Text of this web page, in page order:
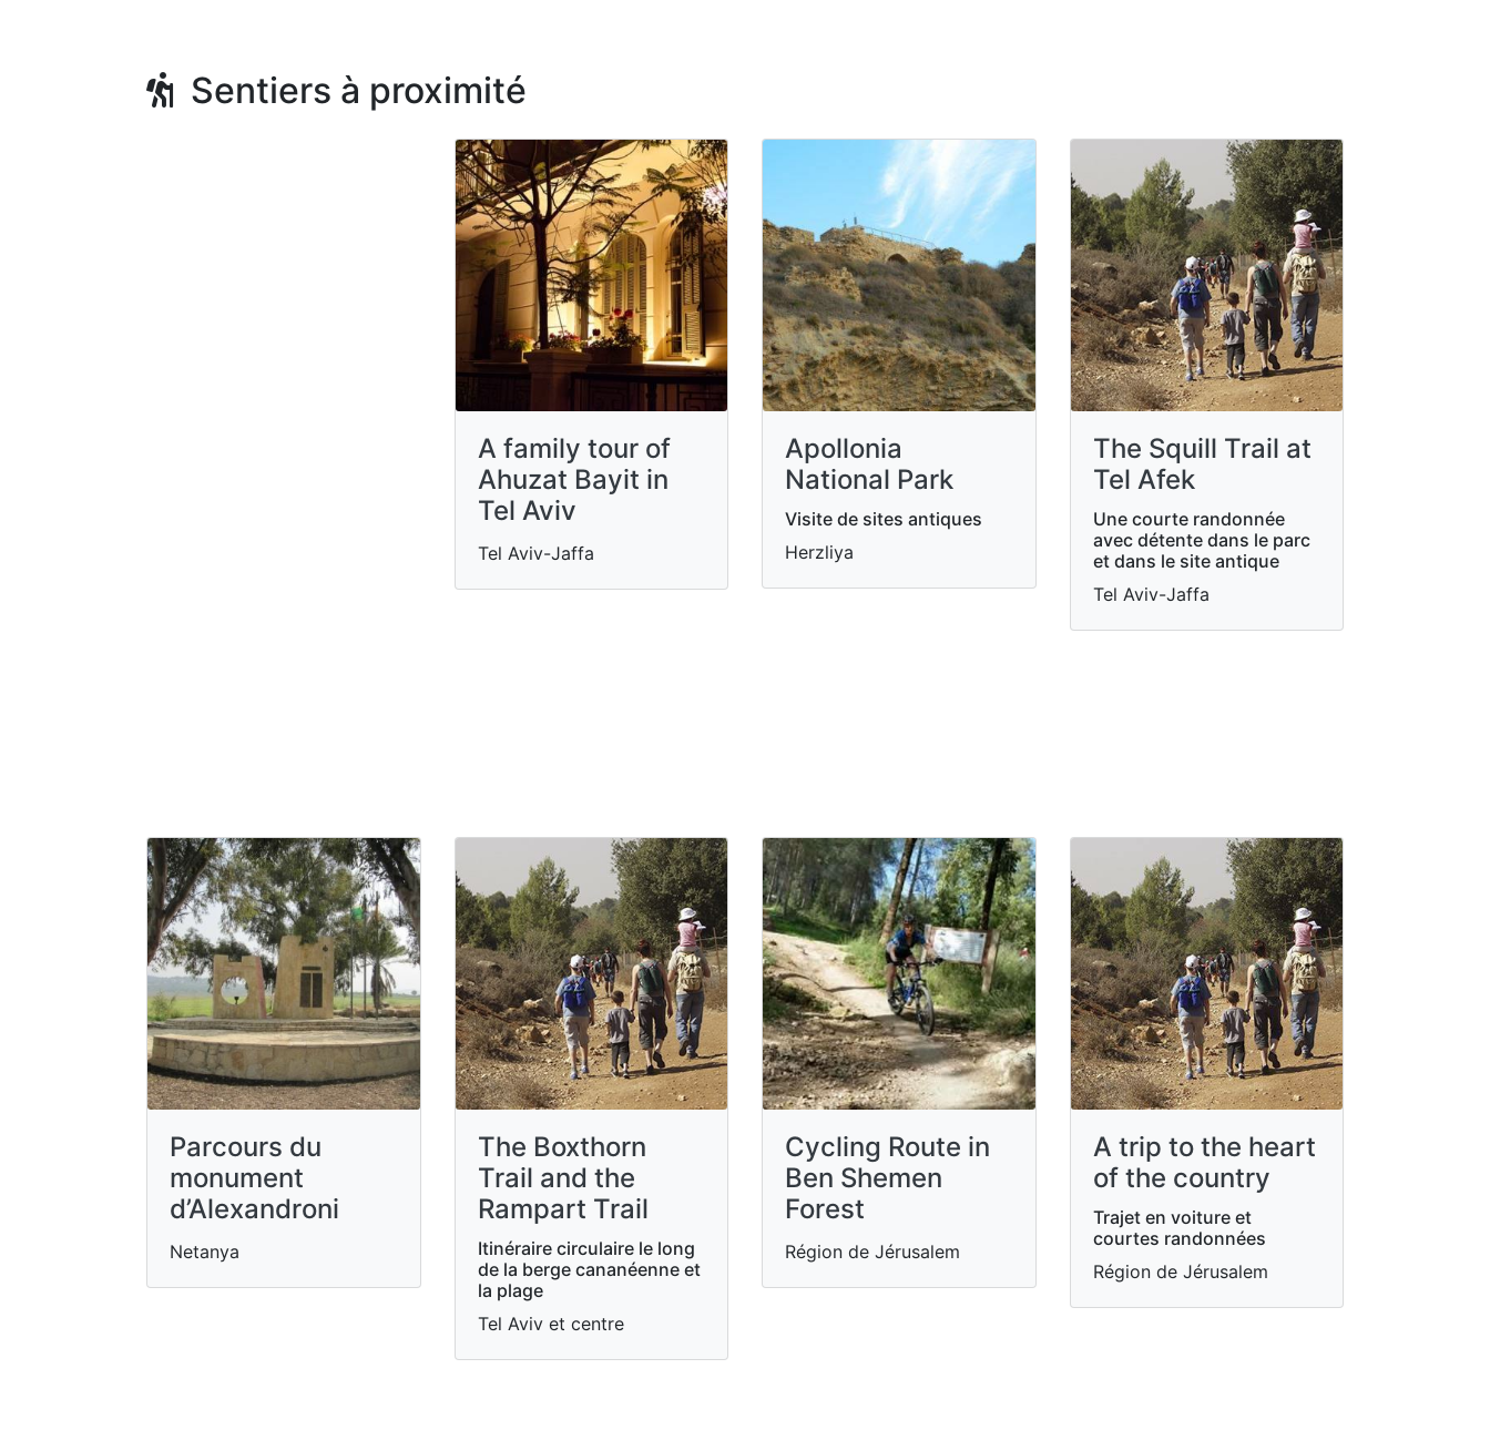
Sentiers à proximité
A family tour of
Ahuzat Bayit in
Tel Aviv
Tel Aviv-Jaffa
Apollonia
National Park
Visite de sites antiques
Herzliya
The Squill Trail at
Tel Afek
Une courte randonnée
avec détente dans le parc
et dans le site antique
Tel Aviv-Jaffa
Parcours du
monument
d’Alexandroni
Netanya
The Boxthorn
Trail and the
Rampart Trail
Itinéraire circulaire le long
de la berge cananéenne et
la plage
Tel Aviv et centre
Cycling Route in
Ben Shemen
Forest
Région de Jérusalem
A trip to the heart
of the country
Trajet en voiture et
courtes randonnées
Région de Jérusalem